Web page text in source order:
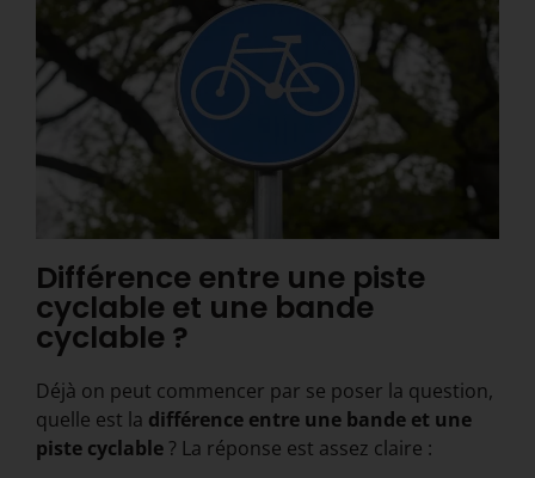
Différence entre une piste
cyclable et une bande
cyclable ?
Déjà on peut commencer par se poser la question,
quelle est la différence entre une bande et une
piste cyclable ? La réponse est assez claire :